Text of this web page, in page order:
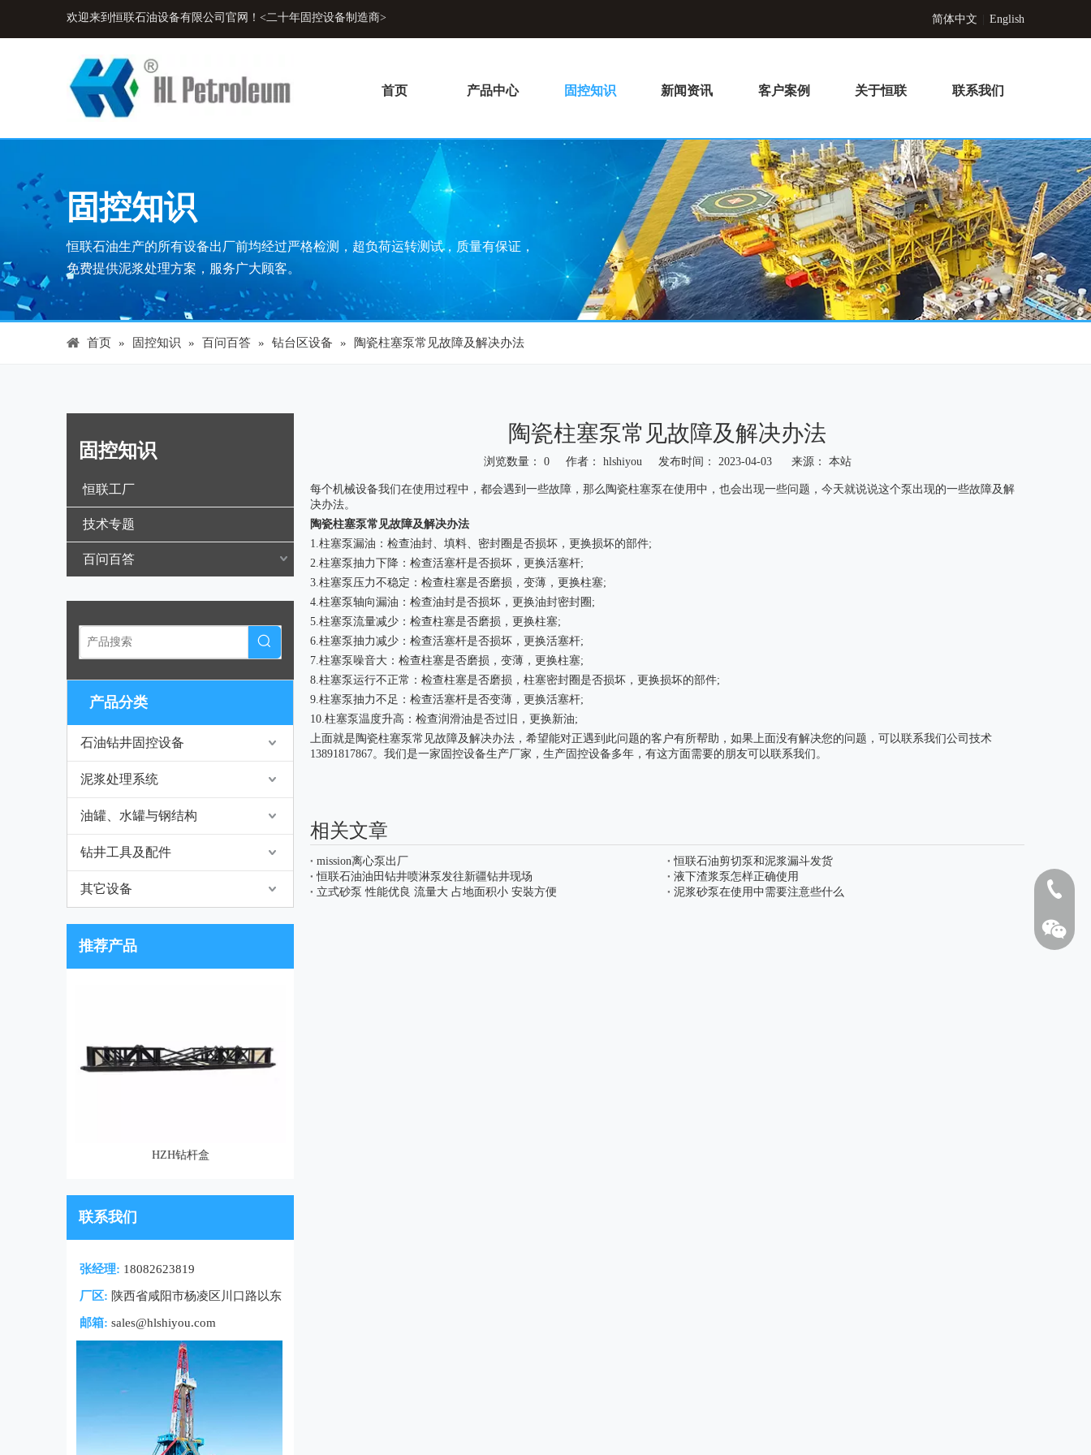
欢迎来到恒联石油设备有限公司官网！<二十年固控设备制造商> 简体中文 English
首页 产品中心 固控知识 新闻资讯 客户案例 关于恒联 联系我们
固控知识
恒联石油生产的所有设备出厂前均经过严格检测，超负荷运转测试，质量有保证，
免费提供泥浆处理方案，服务广大顾客。
首页 » 固控知识 » 百问百答 » 钻台区设备 » 陶瓷柱塞泵常见故障及解决办法
固控知识
恒联工厂
技术专题
百问百答
产品分类
石油钻井固控设备
泥浆处理系统
油罐、水罐与钢结构
钻井工具及配件
其它设备
推荐产品
HZH钻杆盒
联系我们
张经理: 18082623819
厂区: 陕西省咸阳市杨凌区川口路以东
邮箱: sales@hlshiyou.com
陶瓷柱塞泵常见故障及解决办法
浏览数量： 0作者： hlshiyou 发布时间： 2023-04-03 来源： 本站
["wechat","weibo","qzone","douban","email"]
每个机械设备我们在使用过程中，都会遇到一些故障，那么陶瓷柱塞泵在使用中，也会出现一些问题，今天就说说这个泵出现的一些故障及解
决办法。
陶瓷柱塞泵常见故障及解决办法
1.柱塞泵漏油：检查油封、填料、密封圈是否损坏，更换损坏的部件;
2.柱塞泵抽力下降：检查活塞杆是否损坏，更换活塞杆;
3.柱塞泵压力不稳定：检查柱塞是否磨损，变薄，更换柱塞;
4.柱塞泵轴向漏油：检查油封是否损坏，更换油封密封圈;
5.柱塞泵流量减少：检查柱塞是否磨损，更换柱塞;
6.柱塞泵抽力减少：检查活塞杆是否损坏，更换活塞杆;
7.柱塞泵噪音大：检查柱塞是否磨损，变薄，更换柱塞;
8.柱塞泵运行不正常：检查柱塞是否磨损，柱塞密封圈是否损坏，更换损坏的部件;
9.柱塞泵抽力不足：检查活塞杆是否变薄，更换活塞杆;
10.柱塞泵温度升高：检查润滑油是否过旧，更换新油;
上面就是 陶瓷柱塞泵常见故障及解决办法，希望能对正遇到此问题的客户有所帮助，如果上面没有解决您的问题，可以联系我们公司技术
13891817867。我们是一家固控设备生产厂家，生产固控设备多年，有这方面需要的朋友可以联系我们。
相关文章
mission离心泵出厂
恒联石油剪切泵和泥浆漏斗发货
恒联石油油田钻井喷淋泵发往新疆钻井现场
液下渣浆泵怎样正确使用
立式砂泵 性能优良 流量大 占地面积小 安裝方便
泥浆砂泵在使用中需要注意些什么